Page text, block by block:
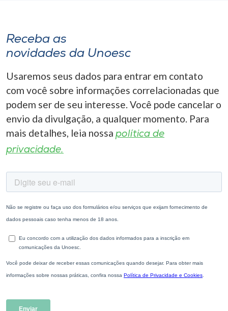
Receba as
novidades da Unoesc
Usaremos seus dados para entrar em contato
com você sobre informações correlacionadas que
podem ser de seu interesse. Você pode cancelar o
envio da divulgação, a qualquer momento. Para
mais detalhes, leia nossa política de
privacidade.